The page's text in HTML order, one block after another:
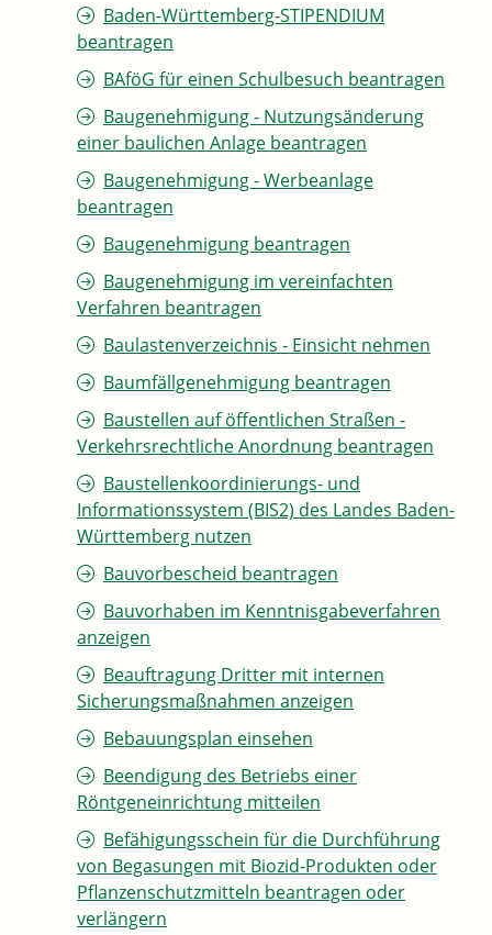
Baden-Württemberg-STIPENDIUM
beantragen
BAföG für einen Schulbesuch beantragen
Baugenehmigung - Nutzungsänderung
einer baulichen Anlage beantragen
Baugenehmigung - Werbeanlage
beantragen
Baugenehmigung beantragen
Baugenehmigung im vereinfachten
Verfahren beantragen
Baulastenverzeichnis - Einsicht nehmen
Baumfällgenehmigung beantragen
Baustellen auf öffentlichen Straßen -
Verkehrsrechtliche Anordnung beantragen
Baustellenkoordinierungs- und
Informationssystem (BIS2) des Landes Baden-
Württemberg nutzen
Bauvorbescheid beantragen
Bauvorhaben im Kenntnisgabeverfahren
anzeigen
Beauftragung Dritter mit internen
Sicherungsmaßnahmen anzeigen
Bebauungsplan einsehen
Beendigung des Betriebs einer
Röntgeneinrichtung mitteilen
Befähigungsschein für die Durchführung
von Begasungen mit Biozid-Produkten oder
Pflanzenschutzmitteln beantragen oder
verlängern